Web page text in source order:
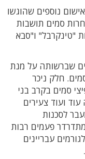
נוספים שהוגשו
סמים תושבות
"טינקרבל" ו"סבא
שברשותה על מנת
חלק ניכר
סמים בקרב בני
ועוד צעירים
לסכנות
מתדרדר פעמים רבות
עבריינים